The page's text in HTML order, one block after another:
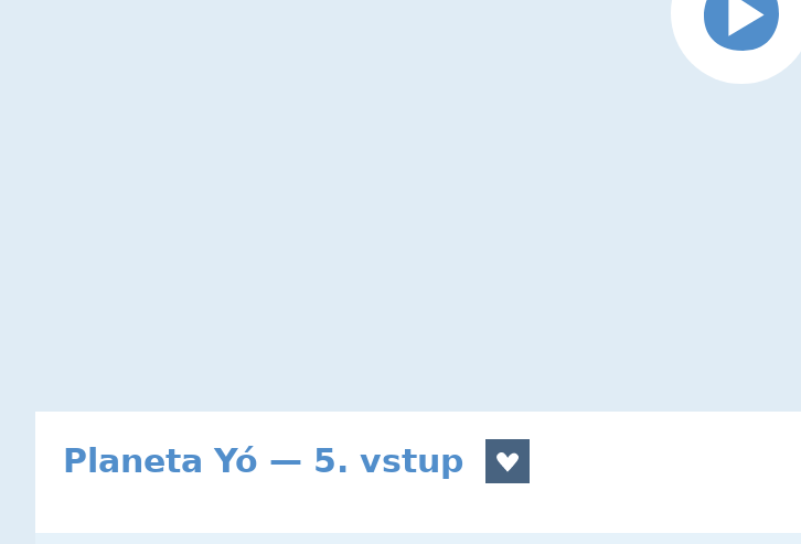
Planeta Yó — 5. vstup